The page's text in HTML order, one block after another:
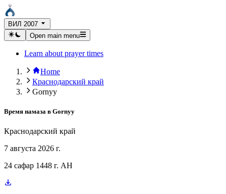
ВИЛ 2007
Open main menu
Learn about prayer times
Home
Краснодарский край
Gornyy
Время намаза в Gornyy
Краснодарский край
7 августа 2026 г.
24 сафар 1448 г. AH